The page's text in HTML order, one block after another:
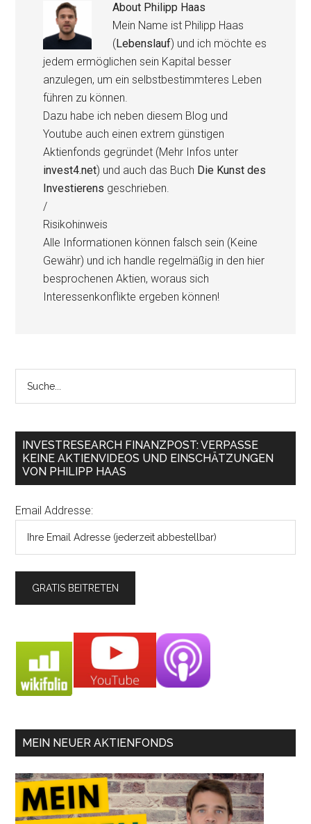
About Philipp Haas
Mein Name ist Philipp Haas
(Lebenslauf) und ich möchte es
jedem ermöglichen sein Kapital besser
anzulegen, um ein selbstbestimmteres Leben
führen zu können.
Dazu habe ich neben diesem Blog und
Youtube auch einen extrem günstigen
Aktienfonds gegründet (Mehr Infos unter
invest4.net) und auch das Buch Die Kunst des
Investierens geschrieben.
/
Risikohinweis
Alle Informationen können falsch sein (Keine
Gewähr) und ich handle regelmäßig in den hier
besprochenen Aktien, woraus sich
Interessenkonflikte ergeben können!
INVESTRESEARCH FINANZPOST: VERPASSE
KEINE AKTIENVIDEOS UND EINSCHÄTZUNGEN
VON PHILIPP HAAS
Email Addresse:
MEIN NEUER AKTIENFONDS